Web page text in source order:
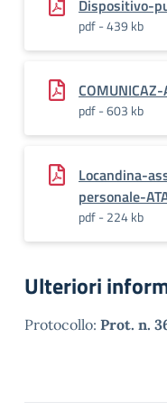
Dispositivo-
pdf - 439 kb
pdf - 603 kb
Locandina-
personale-
pdf - 224 kb
Ulteriori
Protocollo: Prot. n.